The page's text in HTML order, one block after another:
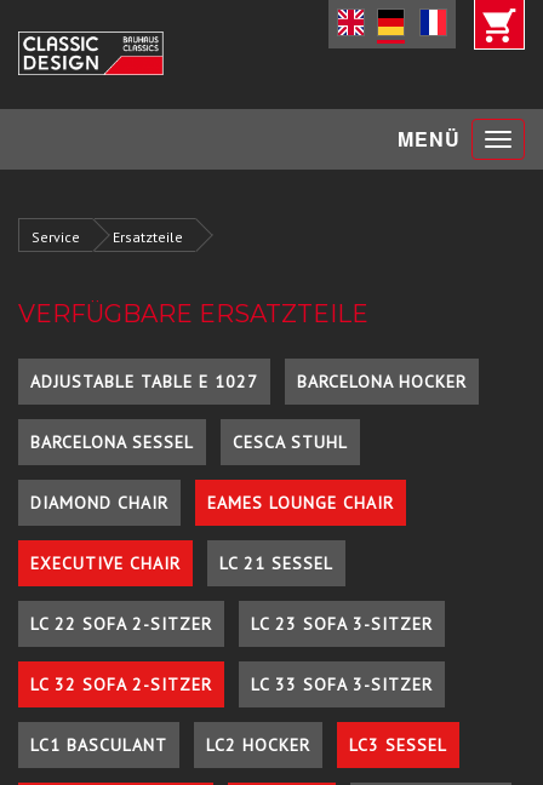
MENÜ Toggle
Service Ersatzteile
VERFÜGBARE ERSATZTEILE
ADJUSTABLE TABLE E 1027 BARCELONA HOCKER
BARCELONA SESSEL CESCA STUHL
DIAMOND CHAIR EAMES LOUNGE CHAIR
EXECUTIVE CHAIR LC 21 SESSEL
LC 22 SOFA 2-SITZER LC 23 SOFA 3-SITZER
LC 32 SOFA 2-SITZER LC 33 SOFA 3-SITZER
LC1 BASCULANT LC2 HOCKER LC3 SESSEL